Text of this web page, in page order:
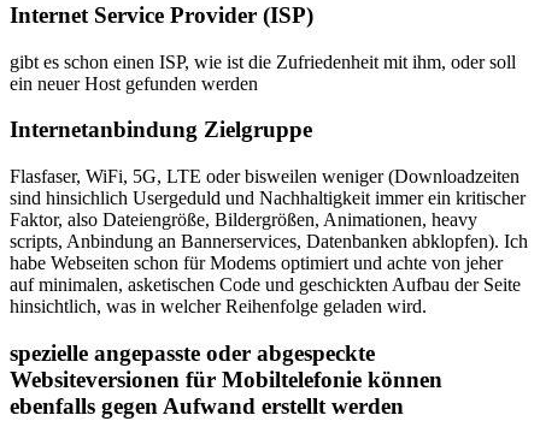
Internet Service Provider (ISP)
gibt es schon einen ISP, wie ist die Zufriedenheit mit ihm, oder soll
ein neuer Host gefunden werden
Internetanbindung Zielgruppe
Flasfaser, WiFi, 5G, LTE oder bisweilen weniger (Downloadzeiten
sind hinsichlich Usergeduld und Nachhaltigkeit immer ein kritischer
Faktor, also Dateiengröße, Bildergrößen, Animationen, heavy
scripts, Anbindung an Bannerservices, Datenbanken abklopfen). Ich
habe Webseiten schon für Modems optimiert und achte von jeher
auf minimalen, asketischen Code und geschickten Aufbau der Seite
hinsichtlich, was in welcher Reihenfolge geladen wird.
spezielle angepasste oder abgespeckte
Websiteversionen für Mobiltelefonie können
ebenfalls gegen Aufwand erstellt werden